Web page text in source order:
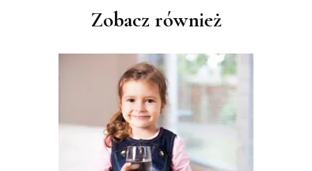
Zobacz również